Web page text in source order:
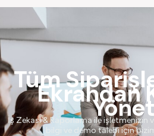
TümEkrandan
İş Zekası & Raporlama ile işletmenizin
bilgi ve demo talebi için